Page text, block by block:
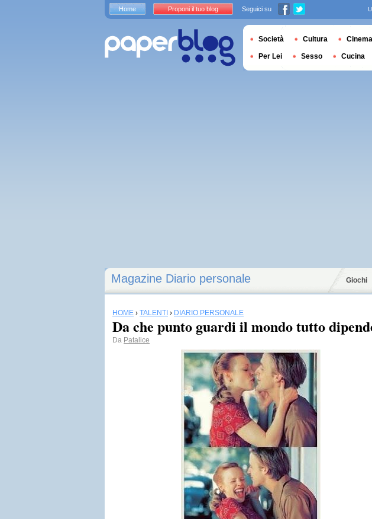
Magazine Diario personale Giochi
HOME › TALENTI › DIARIO PERSONALE
Da che punto guardi il mondo tutto
Da Patalice
Home Proponi il tuo blog Seguici su
Società Cultura Cinema
Per Lei Sesso Cucina